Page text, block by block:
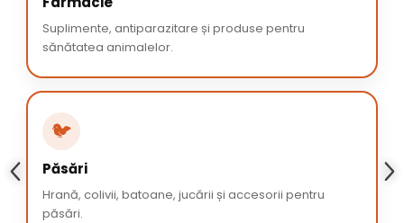
Suplimente, antiparazitare și produse pentru
sănătatea animalelor.
🐦
Păsări
Hrană, colivii, batoane, jucării și accesorii pentru
păsări.